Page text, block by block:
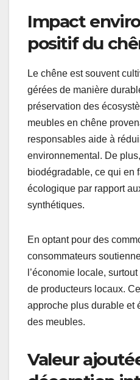
Impact
positif du
Le chêne est souvent
gérées de manière
préservation des
meubles en chêne
responsables aide à
environnemental. De
biodégradable, ce qui en
écologique par rapport
synthétiques.
En optant pour des
consommateurs
l’économie locale,
de producteurs locaux.
approche plus durable et
des meubles.
Valeur